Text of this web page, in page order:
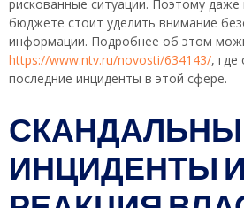
рискованные ситуации. Поэтому
бюджете стоит уделить внимание
информации. Подробнее об этом
https://www.ntv.ru/novosti/634143/, где
последние инциденты в этой сфере.
ИНЦИДЕНТЫ И